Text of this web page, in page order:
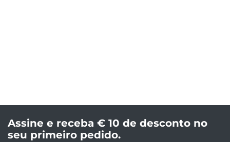
Assine e receba € 10 de desconto no
seu primeiro pedido.